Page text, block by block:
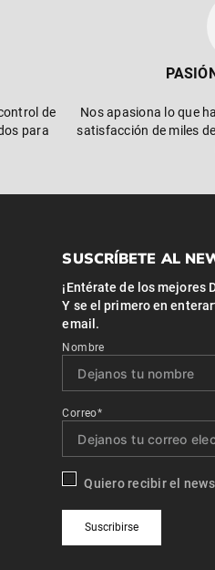
de
para
Nos apasiona lo que
satisfacción de miles
SUSCRÍBETE AL
¡Entérate de los mejores
Y se el primero en
email.
Nombre
Correo*
Quiero recibir el
Suscribirse